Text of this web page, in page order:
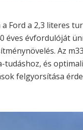
Ford a 2,3 literes
éves évfordulóját
Az
tudáshoz, és
felgyorsítása